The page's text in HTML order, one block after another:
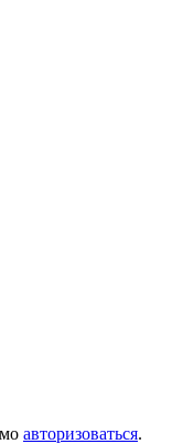
авторизоваться.